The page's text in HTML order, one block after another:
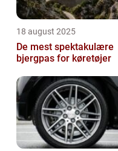
18 august 2025
De mest spektakulære
bjergpas for køretøjer